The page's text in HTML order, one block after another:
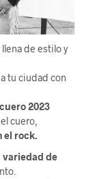
de estilo y
tu ciudad con
2023
cuero,
el rock.
variedad de